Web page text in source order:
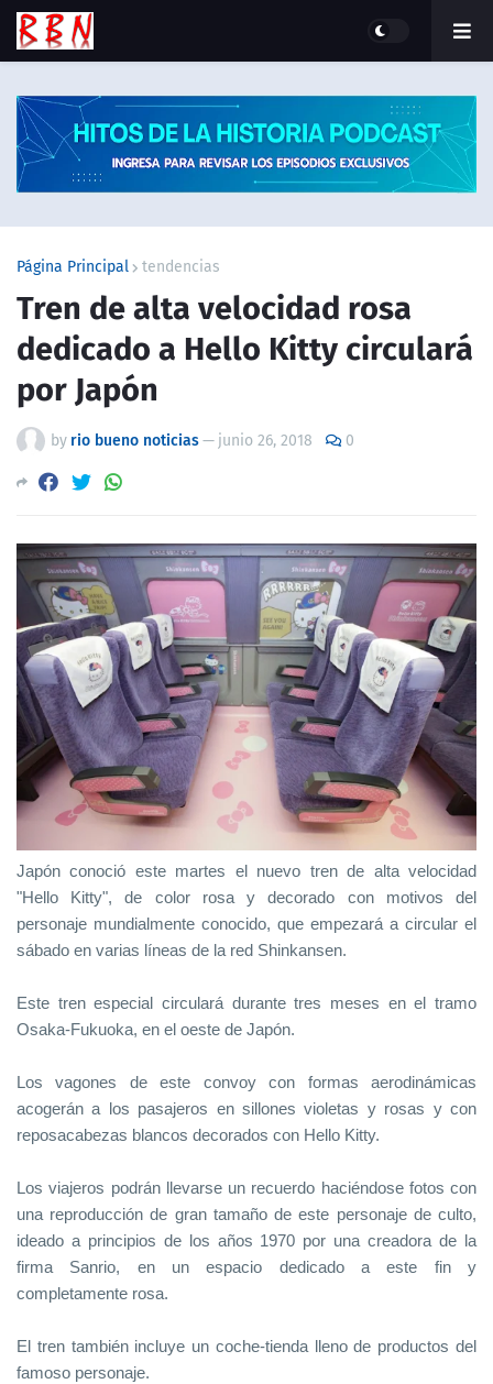
Página Principal tendencias
Tren de alta velocidad rosa
dedicado a Hello Kitty circulará
por Japón
by rio bueno noticias— junio 26, 2018 0
Japón conoció este martes el nuevo tren de alta velocidad
"Hello Kitty", de color rosa y decorado con motivos del
personaje mundialmente conocido, que empezará a circular el
sábado en varias líneas de la red Shinkansen.
Este tren especial circulará durante tres meses en el tramo
Osaka-Fukuoka, en el oeste de Japón.
Los vagones de este convoy con formas aerodinámicas
acogerán a los pasajeros en sillones violetas y rosas y con
reposacabezas blancos decorados con Hello Kitty.
Los viajeros podrán llevarse un recuerdo haciéndose fotos con
una reproducción de gran tamaño de este personaje de culto,
ideado a principios de los años 1970 por una creadora de la
firma Sanrio, en un espacio dedicado a este fin y
completamente rosa.
El tren también incluye un coche-tienda lleno de productos del
famoso personaje.